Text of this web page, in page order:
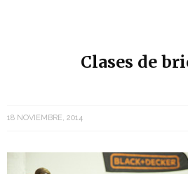
Clases de
18 NOVIEMBRE, 2014